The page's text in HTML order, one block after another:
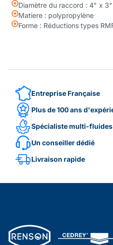
Diamètre du raccord : 4" x 3"
Matiere : polypropylène
Forme : Réductions types
Entreprise Française
Plus de 100 ans
Spécialiste multi-fluides
Un conseiller dédié
Livraison rapide